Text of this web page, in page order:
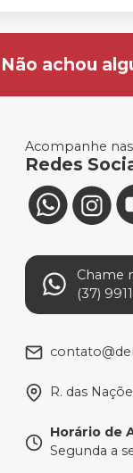
Não achou
Acompanhe nas
Redes
Chame
(37)
R. das
Horário de
Segunda a